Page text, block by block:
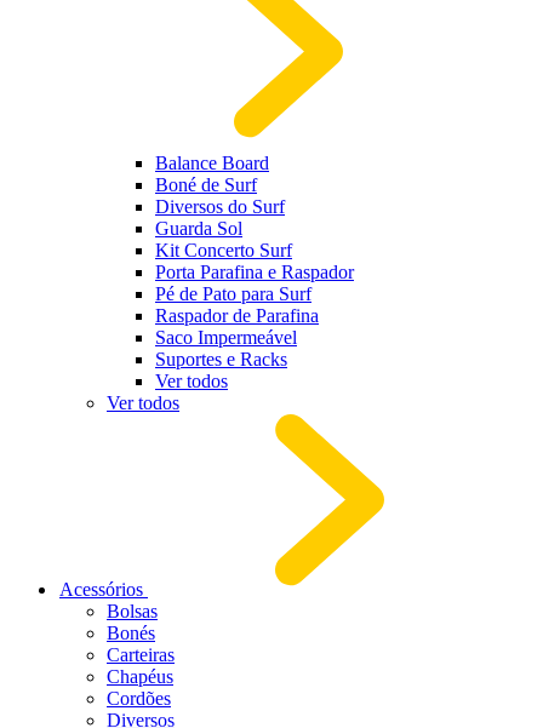
Balance Board
Boné de Surf
Diversos do Surf
Guarda Sol
Kit Concerto Surf
Porta Parafina e Raspador
Pé de Pato para Surf
Raspador de Parafina
Saco Impermeável
Suportes e Racks
Ver todos
Ver todos
Acessórios
Bolsas
Bonés
Carteiras
Chapéus
Cordões
Diversos